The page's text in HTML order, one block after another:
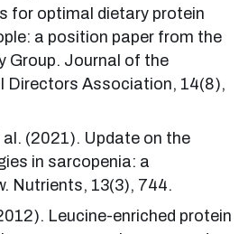
for optimal dietary protein
a position paper from the
Group. Journal of the
Directors Association, 14(8),
al. (2021). Update on the
in sarcopenia: a
Nutrients, 13(3), 744.
Leucine-enriched protein